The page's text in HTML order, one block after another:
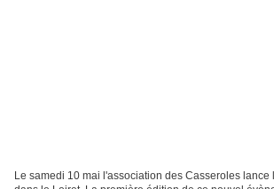
Le samedi 10 mai l'association des Casseroles lance